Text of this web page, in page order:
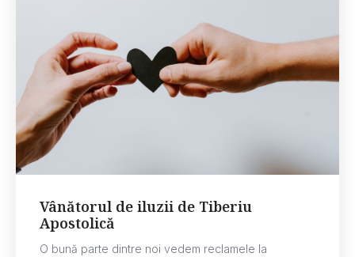
Vânătorul de iluzii de Tiberiu
Apostolică
O bună parte dintre noi vedem reclamele la